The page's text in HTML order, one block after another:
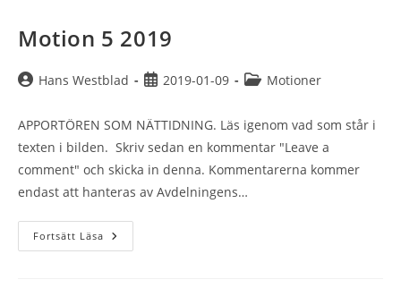
Motion 5 2019
Inläggsförfattare:
Hans Westblad
Inlägget
2019-01-09 Inläggskategori:
Motioner
APPORTÖREN SOM NÄTTIDNING. Läs igenom vad som står i
texten i bilden. Skriv sedan en kommentar "Leave a
comment" och skicka in denna. Kommentarerna kommer
endast att hanteras av Avdelningens…
Fortsätt Läsa Motion
5